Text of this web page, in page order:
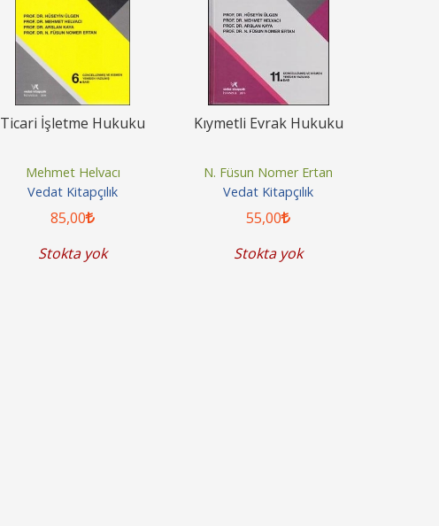
10
Sosyal Medyada Hukuk
M. Mirkan Dinçbay
Tazminat ve Alacak Davaları
Çelik Ahmet Çelik
Ticari İşletme Hukuku
Mehmet Helvacı
Vedat Kitapçılık
85,00
Stokta yok
Kıymetli Evrak Hukuku
N. Füsun Nomer Ertan
Vedat Kitapçılık
55,00
Stokta yok